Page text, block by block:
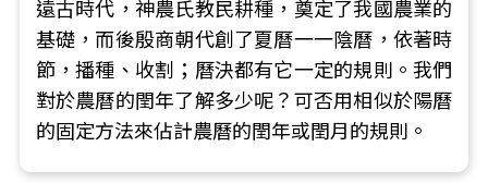
遠古時代，神農氏教民耕種，奠定了我國農業的
基礎，而後殷商朝代創了夏曆一一陰曆，依著時
節，播種、收割；曆決都有它一定的規則。我們
對於農曆的閏年了解多少呢？可否用相似於陽曆
的固定方法來佔計農曆的閏年或閏月的規則。